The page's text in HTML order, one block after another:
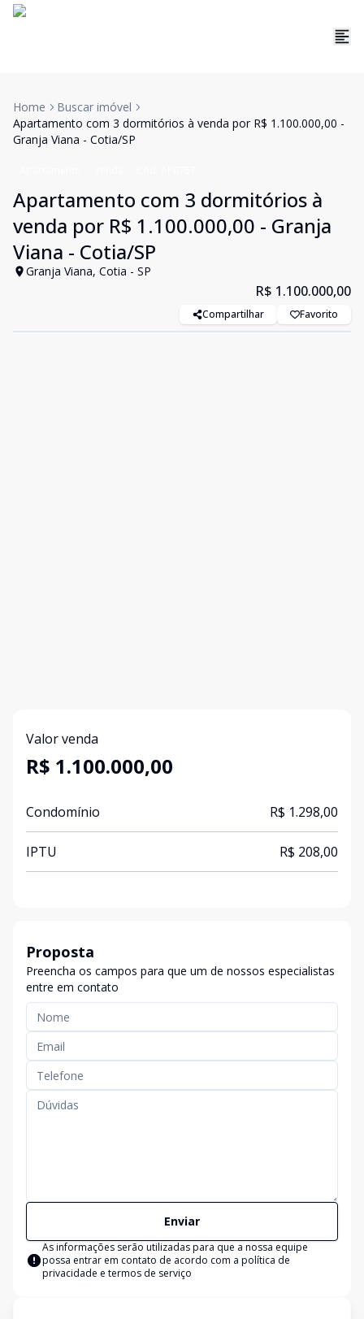
Home
Buscar imóvel
Apartamento com 3 dormitórios à venda por R$ 1.100.000,00 -
Granja Viana - Cotia/SP
Apartamento com 3 dormitórios à
venda por R$ 1.100.000,00 - Granja
Viana - Cotia/SP
Granja Viana, Cotia - SP
R$ 1.100.000,00
Compartilhar Favorito
Valor venda
R$ 1.100.000,00
Condomínio R$ 1.298,00
IPTU R$ 208,00
Proposta
Preencha os campos para que um de nossos especialistas
entre em contato
Enviar
As informações serão utilizadas para que a nossa equipe
possa entrar em contato de acordo com a política de
privacidade e termos de serviço